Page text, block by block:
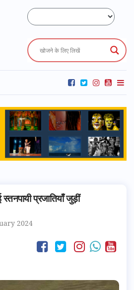
स्तनपायी प्रजातियाँ जुड़ीं
2024